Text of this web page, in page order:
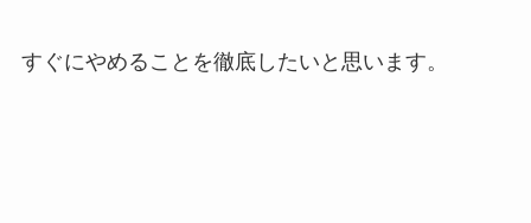
すぐにやめることを徹底したいと思います。